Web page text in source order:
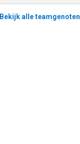
Bekijk alle teamgenoten